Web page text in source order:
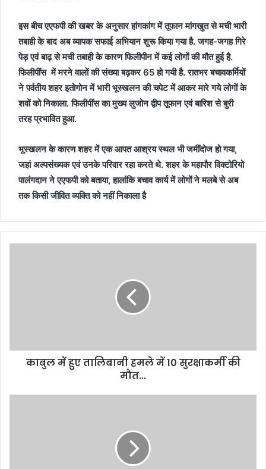
इस बीच एएफपी की खबर के अनुसार हांगकांग में तूफान मांगखुत से मची भारी
तबाही के बाद अब व्यापक सफाई अभियान शुरू किया गया है. जगह-जगह गिरे
पेड़ एवं बाढ़ से मची तबाही के कारण फिलीपीन में कई लोगों की मौत हुई है.
फिलीपींंस में मरने वालों की संख्या बढ़कर 65 हो गयी है. रातभर बचावकर्मियों
ने पर्वतीय शहर इतोगोन में भारी भूस्खलन की चपेट में आकर मारे गये लोगों के
शवों को निकाला. फिलीपींस का मुख्य लुजोन द्वीप तूफान एवं बारिश से बुरी
तरह प्रभावित हुआ.
भूस्खलन के कारण शहर में एक आपत आश्रय स्थल भी जमींदोज हो गया,
जहां अल्पसंख्यक एवं उनके परिवार रहा करते थे. शहर के महापौर विक्टोरियो
पालंगदान ने एएफपी को बताया, हालांकि बचाव कार्य में लोगों ने मलबे से अब
तक किसी जीवित व्यक्ति को नहीं निकाला है
काबुल में हुए तालिबानी हमले में 10 सुरक्षाकर्मी की
मौत...